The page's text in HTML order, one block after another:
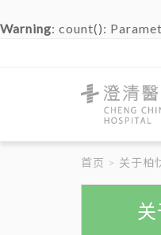
Warning: count():
清
醫
院
柏
首页 关于柏